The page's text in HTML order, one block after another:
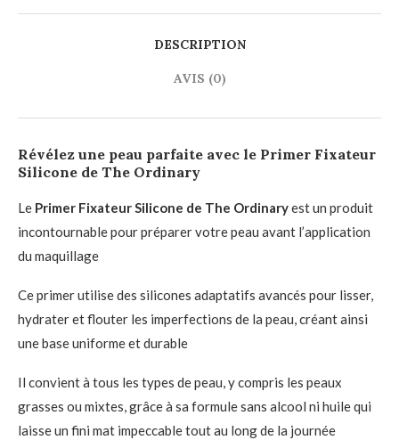
DESCRIPTION
AVIS (0)
Révélez une peau parfaite avec le Primer Fixateur
Silicone de The Ordinary
Le Primer Fixateur Silicone de The Ordinaryest un produit
incontournable pour préparer votre peau avant l’application
du maquillage
Ce primer utilise des silicones adaptatifs avancés pour lisser,
hydrater et flouter les imperfections de la peau, créant ainsi
une base uniforme et durable
Il convient à tous les types de peau, y compris les peaux
grasses ou mixtes, grâce à sa formule sans alcool ni huile qui
laisse un fini mat impeccable tout au long de la journée